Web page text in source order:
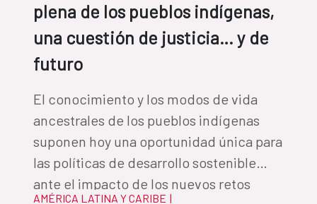
plena de los pueblos indígenas,
una cuestión de justicia… y de
futuro
El conocimiento y los modos de vida
ancestrales de los pueblos indígenas
suponen hoy una oportunidad única para
las políticas de desarrollo sostenible
ante el impacto de los nuevos retos
AMÉRICA LATINA Y CARIBE |